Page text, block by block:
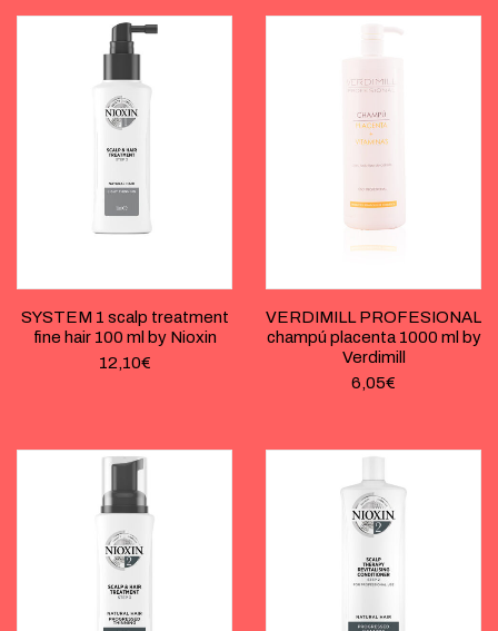
SYSTEM 1 scalp treatment
fine hair 100 ml by Nioxin
12,10€
VERDIMILL PROFESIONAL
champú placenta 1000 ml by
Verdimill
6,05€